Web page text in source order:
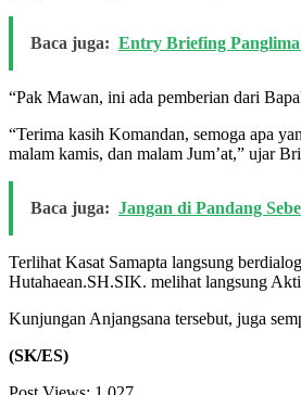
Baca juga: Entry Briefing
“Pak Mawan, ini ada pemberian dari
“Terima kasih Komandan, semoga apa
malam kamis, dan malam Jum’at,” ujar
Baca juga: Jangan di Pandang
Terlihat Kasat Samapta langsung
Hutahaean.SH.SIK. melihat langsung
Kunjungan Anjangsana tersebut, juga
(SK/ES)